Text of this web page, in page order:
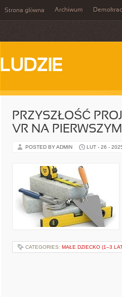
Strona główna Archiwum
LUDZIE
PRZYSZŁOŚĆ
VR NA
POSTED BY ADMIN LUT - 26 -
CATEGORIES: MAŁE DZIECKO (1–3